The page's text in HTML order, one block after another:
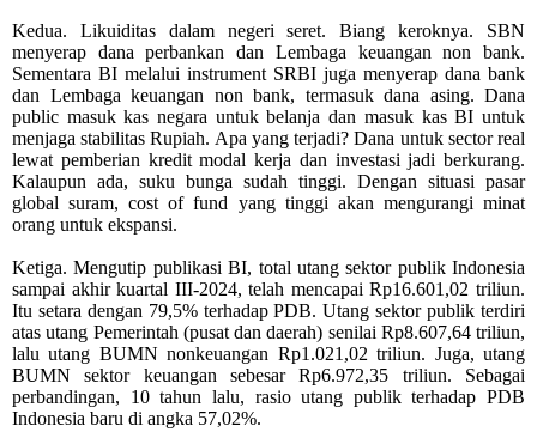
Kedua. Likuiditas dalam negeri seret. Biang keroknya. SBN
menyerap dana perbankan dan Lembaga keuangan non bank.
Sementara BI melalui instrument SRBI juga menyerap dana bank
dan Lembaga keuangan non bank, termasuk dana asing. Dana
public masuk kas negara untuk belanja dan masuk kas BI untuk
menjaga stabilitas Rupiah. Apa yang terjadi? Dana untuk sector real
lewat pemberian kredit modal kerja dan investasi jadi berkurang.
Kalaupun ada, suku bunga sudah tinggi. Dengan situasi pasar
global suram, cost of fund yang tinggi akan mengurangi minat
orang untuk ekspansi.
Ketiga. Mengutip publikasi BI, total utang sektor publik Indonesia
sampai akhir kuartal III-2024, telah mencapai Rp16.601,02 triliun.
Itu setara dengan 79,5% terhadap PDB. Utang sektor publik terdiri
atas utang Pemerintah (pusat dan daerah) senilai Rp8.607,64 triliun,
lalu utang BUMN nonkeuangan Rp1.021,02 triliun. Juga, utang
BUMN sektor keuangan sebesar Rp6.972,35 triliun. Sebagai
perbandingan, 10 tahun lalu, rasio utang publik terhadap PDB
Indonesia baru di angka 57,02%.